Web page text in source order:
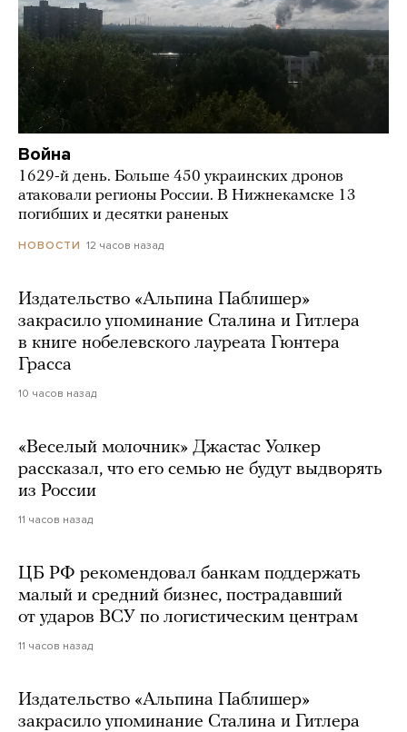
Война
1629-й день. Больше 450 украинских дронов
атаковали регионы России. В Нижнекамске 13
погибших и десятки раненых
НОВОСТИ 12 часов назад
Издательство «Альпина Паблишер»
закрасило упоминание Сталина и Гитлера
в книге нобелевского лауреата Гюнтера
Грасса
10 часов назад
«Веселый молочник» Джастас Уолкер
рассказал, что его семью не будут выдворять
из России
11 часов назад
ЦБ РФ рекомендовал банкам поддержать
малый и средний бизнес, пострадавший
от ударов ВСУ по логистическим центрам
11 часов назад
Издательство «Альпина Паблишер»
закрасило упоминание Сталина и Гитлера